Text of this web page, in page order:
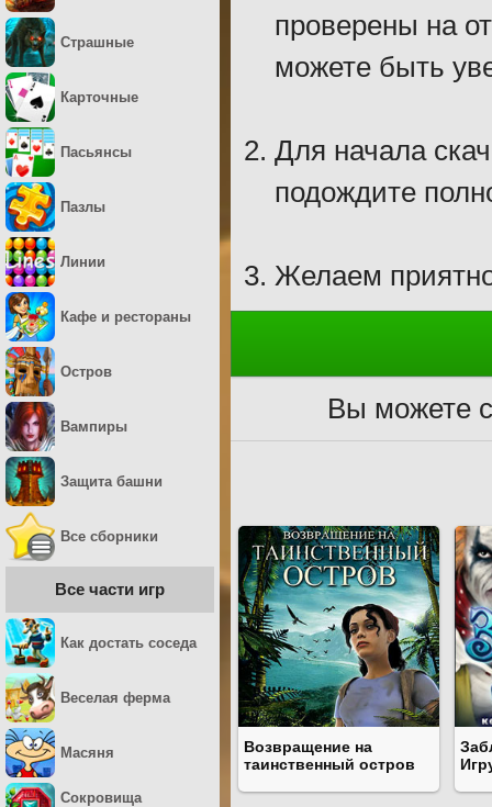
проверены на
можете быть
Для начала
подождите
Желаем
Вы можете
Возвращение на
таинственный остров
Страшные
Карточные
Пасьянсы
Пазлы
Линии
Кафе и рестораны
Остров
Вампиры
Защита башни
Все сборники
Все части игр
Как достать соседа
Веселая ферма
Масяня
Сокровища